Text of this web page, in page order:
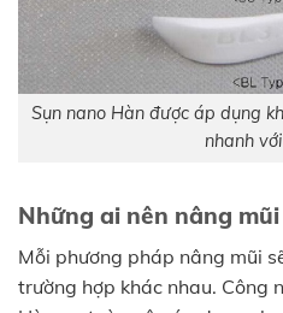
Sụn nano Hàn được áp dụng
nhanh
Những ai nên nâng
Mỗi phương pháp nâng mũi
trường hợp khác nhau. Công